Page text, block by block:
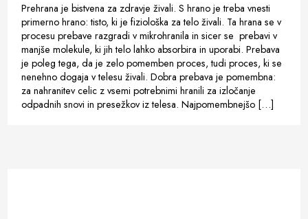
Prehrana je bistvena za zdravje živali. S hrano je treba vnesti
primerno hrano: tisto, ki je fiziološka za telo živali. Ta hrana se v
procesu prebave razgradi v mikrohranila in sicer se prebavi v
manjše molekule, ki jih telo lahko absorbira in uporabi. Prebava
je poleg tega, da je zelo pomemben proces, tudi proces, ki se
nenehno dogaja v telesu živali. Dobra prebava je pomembna:
za nahranitev celic z vsemi potrebnimi hranili za izločanje
odpadnih snovi in ​​presežkov iz telesa. Najpomembnejšo […]